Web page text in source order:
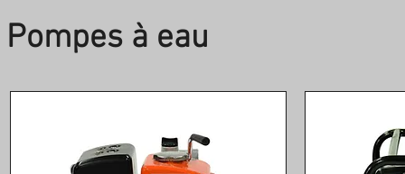
Pompes à eau